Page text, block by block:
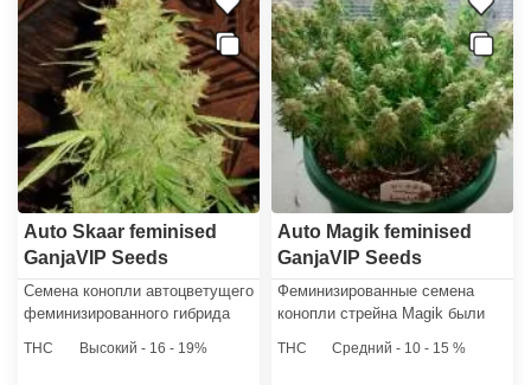
Auto Skaar feminised
GanjaVIP Seeds
Семена конопли автоцветущего
феминизированного гибрида
материал для открытого
THC Высокий - 16 - 19%
Auto Magik feminised
GanjaVIP Seeds
Феминизированные семена
конопли стрейна Magik были
афганских сортов каннабиса и
THC Средний - 10 - 15 %